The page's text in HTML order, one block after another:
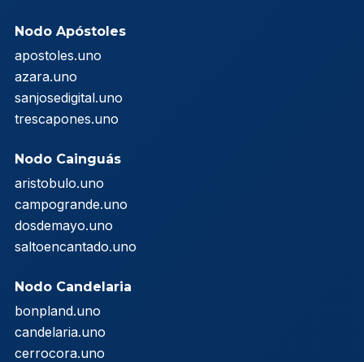
Nodo Apóstoles
apostoles.uno
azara.uno
sanjosedigital.uno
trescapones.uno
Nodo Cainguás
aristobulo.uno
campogrande.uno
dosdemayo.uno
saltoencantado.uno
Nodo Candelaria
bonpland.uno
candelaria.uno
cerrocora.uno